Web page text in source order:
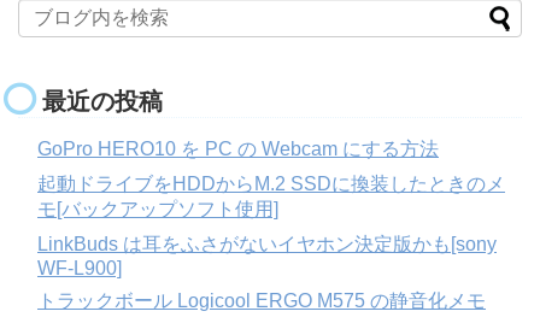
最近の投稿
GoPro HERO10 を PC の Webcam にする方法
起動ドライブをHDDからM.2 SSDに換装したときのメ
モ[バックアップソフト使用]
LinkBuds は耳をふさがないイヤホン決定版かも[sony
WF-L900]
トラックボール Logicool ERGO M575 の静音化メモ